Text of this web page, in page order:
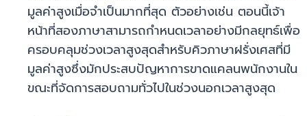
มูลค่าสูงเมื่อจำเป็นมากที่สุด ตัวอย่างเช่น ตอนนี้เจ้า
หน้าที่สองภาษาสามารถกำหนดเวลาอย่างมีกลยุทธ์เพื่อ
ครอบคลุมช่วงเวลาสูงสุดสำหรับคิวภาษาฝรั่งเศสที่มี
มูลค่าสูงซึ่งมักประสบปัญหาการขาดแคลนพนักงานใน
ขณะที่จัดการสอบถามทั่วไปในช่วงนอกเวลาสูงสุด